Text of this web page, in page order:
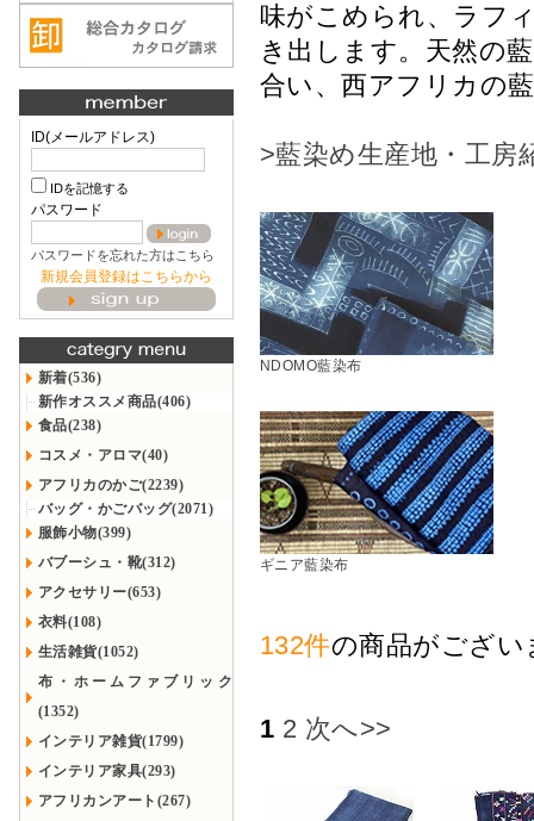
ID(メールアドレス)
IDを記憶する
パスワード
パスワードを忘れた方はこちら
新規会員登録はこちらから
新着(536)
新作オススメ商品(406)
食品(238)
コスメ・アロマ(40)
アフリカのかご(2239)
バッグ・かごバッグ(2071)
服飾小物(399)
バブーシュ・靴(312)
アクセサリー(653)
衣料(108)
生活雑貨(1052)
布・ホームファブリック
(1352)
インテリア雑貨(1799)
インテリア家具(293)
アフリカンアート(267)
味がこめられ、ラフ
き出します。天然の
合い、西アフリカの
>藍染め生産地・工房
NDOMO藍染布
ギニア藍染布
132件の商品がござい
1 2 次へ>>